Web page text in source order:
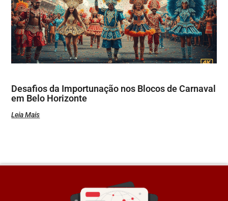
Desafios da Importunação nos Blocos de Carnaval
em Belo Horizonte
Leia Mais